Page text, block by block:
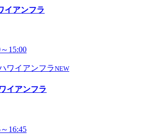
アンフラ
15:00
NEW
イアンフラ
16:45